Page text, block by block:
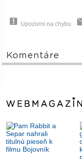
Upozorni na chybu
Komentáre